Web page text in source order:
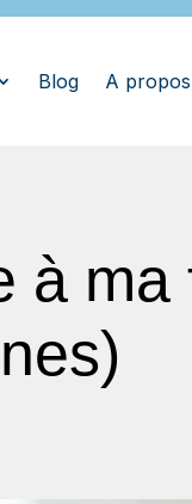
Blog A propos
à ma